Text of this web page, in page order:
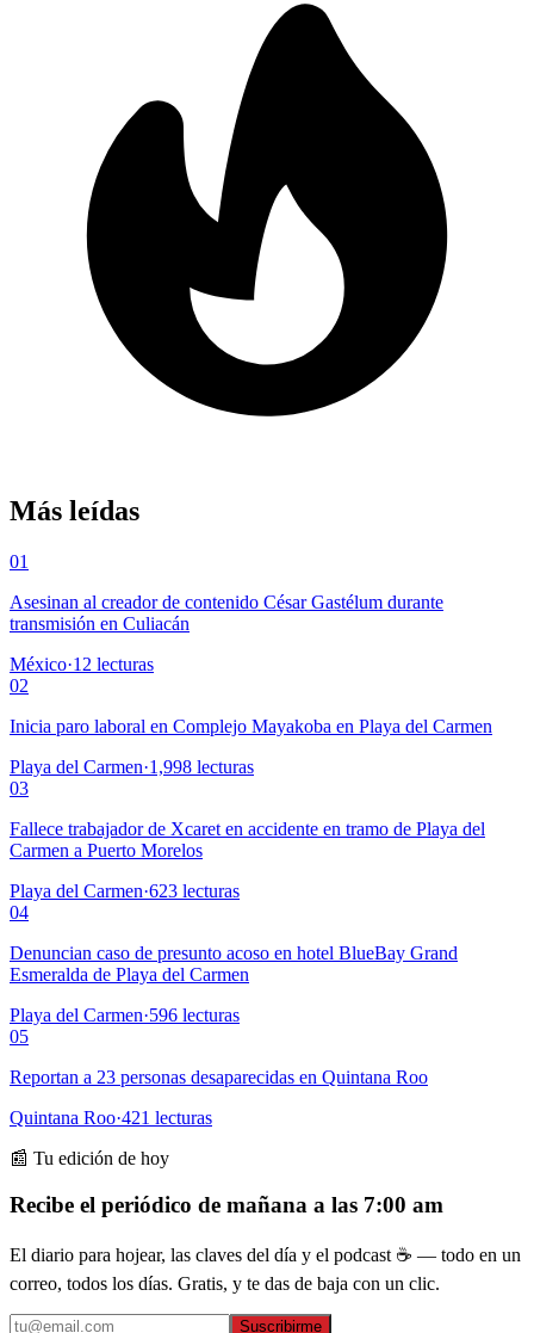
Más leídas
01
Asesinan al creador de contenido César Gastélum durante
transmisión en Culiacán
México·12 lecturas
02
Inicia paro laboral en Complejo Mayakoba en Playa del Carmen
Playa del Carmen·1,998 lecturas
03
Fallece trabajador de Xcaret en accidente en tramo de Playa del
Carmen a Puerto Morelos
Playa del Carmen·623 lecturas
04
Denuncian caso de presunto acoso en hotel BlueBay Grand
Esmeralda de Playa del Carmen
Playa del Carmen·596 lecturas
05
Reportan a 23 personas desaparecidas en Quintana Roo
Quintana Roo·421 lecturas
📰 Tu edición de hoy
Recibe el periódico de mañana a las 7:00 am
El diario para hojear, las claves del día y el podcast ☕ — todo en un
correo, todos los días. Gratis, y te das de baja con un clic.
Suscribirme